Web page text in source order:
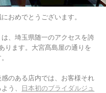
おめでとうございます。
、埼玉県随一のアクセスを誇
ります。大宮髙島屋の通りを
のある店内では、お客様それ
う、 日本初のブライダルジュ